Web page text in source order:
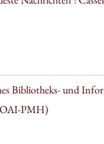
Bibliotheks- und
PMH)